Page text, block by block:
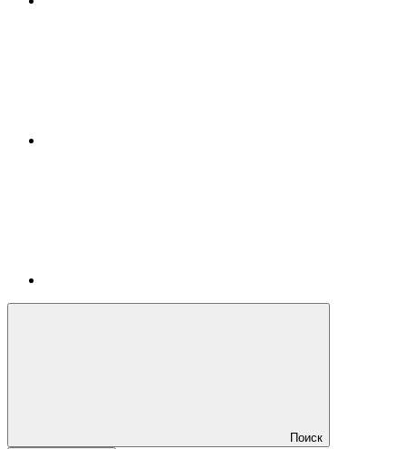
Поиск